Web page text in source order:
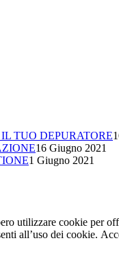
TUO DEPURATORE
16 Giugno 2021
1 Giugno 2021
utilizzare cookie per
all’uso dei cookie.